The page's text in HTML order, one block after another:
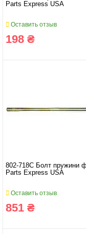
Parts Express USA
Оставить отзыв
198 ₴
802-718C Болт пружини
Parts Express USA
Оставить отзыв
851 ₴